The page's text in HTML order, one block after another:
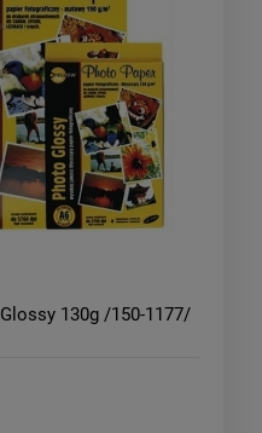
130g /150-1177/